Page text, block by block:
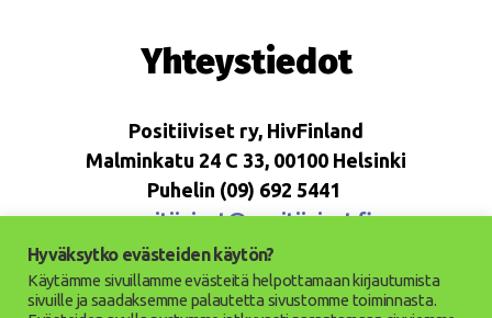
Yhteystiedot
Positiiviset ry, HivFinland
Malminkatu 24 C 33, 00100 Helsinki
Puhelin (09) 692 5441
positiiviset@positiiviset.fi
Hyväksytko evästeiden käytön?
Käytämme sivuillamme evästeitä helpottamaan kirjautumista
sivuille ja saadaksemme palautetta sivustomme toiminnasta.